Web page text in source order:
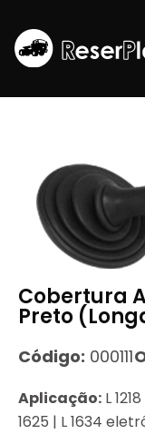
Cobertura
Preto
Código: 000111
Aplicação: L
1625 | L 1634